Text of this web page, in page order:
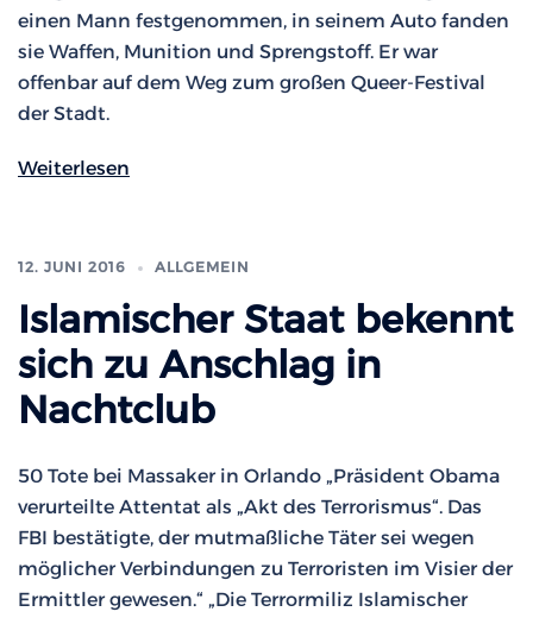
einen Mann festgenommen, in seinem Auto fanden
sie Waffen, Munition und Sprengstoff. Er war
offenbar auf dem Weg zum großen Queer-Festival
der Stadt.
Weiterlesen
12. JUNI 2016 ALLGEMEIN
Islamischer Staat bekennt
sich zu Anschlag in
Nachtclub
50 Tote bei Massaker in Orlando „Präsident Obama
verurteilte Attentat als „Akt des Terrorismus“. Das
FBI bestätigte, der mutmaßliche Täter sei wegen
möglicher Verbindungen zu Terroristen im Visier der
Ermittler gewesen.“ „Die Terrormiliz Islamischer